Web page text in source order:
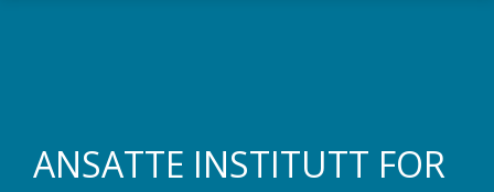
ANSATTE INSTITUTT FOR